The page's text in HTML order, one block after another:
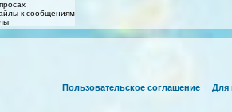
к сообщениям
Пользовательское соглашение | Для